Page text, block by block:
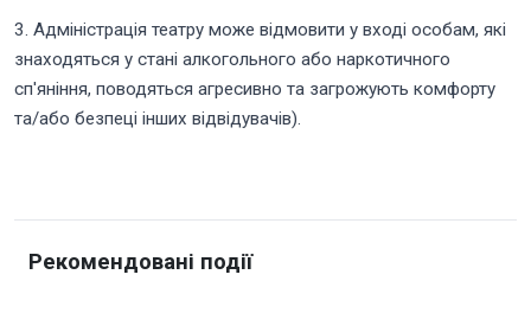
3. Адміністрація театру може відмовити у вході особам, які
знаходяться у стані алкогольного або наркотичного
сп'яніння, поводяться агресивно та загрожують комфорту
та/або безпеці інших відвідувачів).
Рекомендовані події